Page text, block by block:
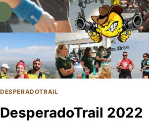
DESPERADOTRAIL
DesperadoTrail 2022